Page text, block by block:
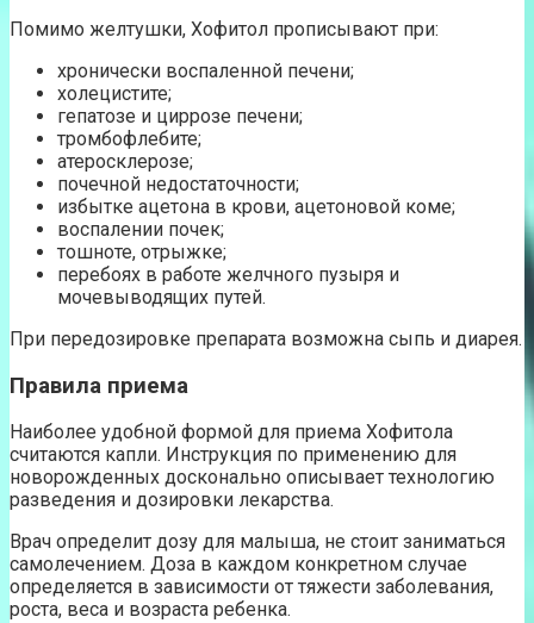
Помимо желтушки, Хофитол прописывают при:
хронически воспаленной печени;
холецистите;
гепатозе и циррозе печени;
тромбофлебите;
атеросклерозе;
почечной недостаточности;
избытке ацетона в крови, ацетоновой коме;
воспалении почек;
тошноте, отрыжке;
перебоях в работе желчного пузыря и
мочевыводящих путей.
При передозировке препарата возможна сыпь и диарея.
Правила приема
Наиболее удобной формой для приема Хофитола
считаются капли. Инструкция по применению для
новорожденных досконально описывает технологию
разведения и дозировки лекарства.
Врач определит дозу для малыша, не стоит заниматься
самолечением. Доза в каждом конкретном случае
определяется в зависимости от тяжести заболевания,
роста, веса и возраста ребенка.